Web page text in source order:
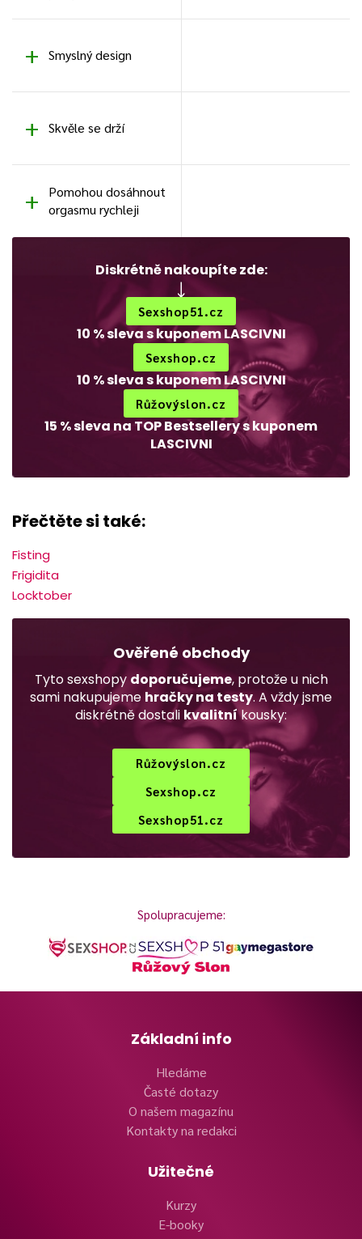
Smyslný design
Skvěle se drží
Pomohou dosáhnout
orgasmu rychleji
Diskrétně nakoupíte zde:
Sexshop51.cz
10 % sleva s kuponem LASCIVNI
Sexshop.cz
10 % sleva s kuponem LASCIVNI
Růžovýslon.cz
15 % sleva na TOP Bestsellery s kuponem
LASCIVNI
Přečtěte si také:
Fisting
Frigidita
Locktober
Ověřené obchody
Tyto sexshopy doporučujeme, protože u nich
sami nakupujeme hračky na testy. A vždy jsme
diskrétně dostali kvalitníkousky:
Růžovýslon.cz
Sexshop.cz
Sexshop51.cz
Spolupracujeme:
Základní info
Hledáme
Časté dotazy
O našem magazínu
Kontakty na redakci
Užitečné
Kurzy
E-booky